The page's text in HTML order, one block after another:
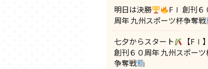
明日は決勝
FⅠ 創刊６
周年 九州スポーツ杯争奪戦
七夕からスタート
【FⅠ】
創刊６０周年 九州スポーツ
争奪戦